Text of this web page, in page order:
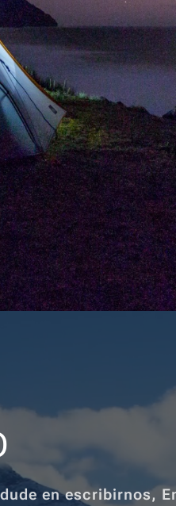
en escribirnos,